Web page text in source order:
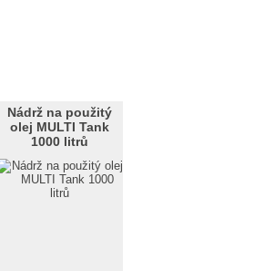
Nádrž na použitý
olej MULTI Tank
1000 litrů